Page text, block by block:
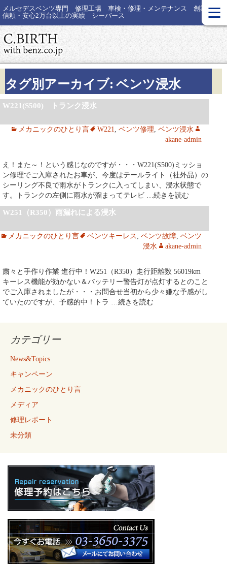
メルセデスベンツ専門 修理工場 車検・修理・メンテナンス 創業30年
信頼・安心2万台以上の実績 シーバース
≡
タグ別アーカイブ: ベンツ浸水
W221(S500) トランク浸水
メカニックのひとり言 W221, ベンツ修理, ベンツ浸水
akane-admin
え！また～！という感じなのですが・・・W221(S500)ミッショ
ン修理でご入庫されたお車が、今度はテールライト（社外品）の
シーリング不良で雨水がトランクに入ってしまい、浸水状態で
す。トランクの左側に雨水が溜まってテレビ …続きを読む
W251（R350）雨漏れによる浸水
メカニックのひとり言 ベンツキーレス , ベンツ故障, ベンツ
浸水
akane-admin
粛々と手作り作業 進行中！W251（R350）走行距離数 56019km
キーレス機能が効かない＆バッテリー警告灯が点灯するとのこと
でご入庫されましたが・・・お問合せ当初から少々嫌な予感がし
ていたのですが、予感的中！トラ …続きを読む
カテゴリー
News&Topics
キャンペーン
メカニックのひとり言
メディア
修理レポート
未分類